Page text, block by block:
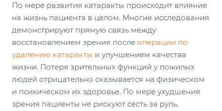
По мере развития катаракты происходит влияние
на жизнь пациента в целом. Многие исследования
демонстрируют прямую связь между
восстановлением зрения после операции по
удалению катаракты и улучшением качества
жизни. Потеря зрительных функций у пожилых
людей отрицательно сказывается на физическом
и психическом их здоровье. По мере ухудшения
зрения пациенты не рискуют сесть за руль,